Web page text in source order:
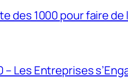
des 1000 pour faire
– Les Entreprises